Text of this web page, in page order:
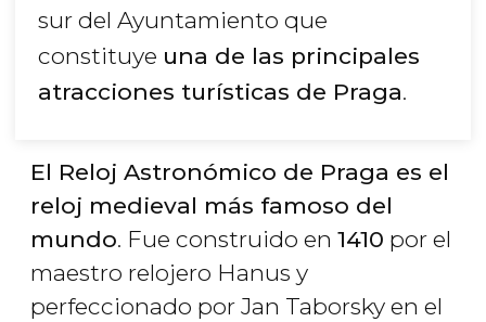
sur del Ayuntamiento que
constituye una de las principales
atracciones turísticas de Praga.
El Reloj Astronómico de Praga es el
reloj medieval más famoso del
mundo. Fue construido en 1410 por el
maestro relojero Hanus y
perfeccionado por Jan Taborsky en el